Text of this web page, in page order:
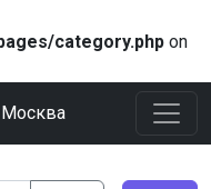
category.php on
Москва